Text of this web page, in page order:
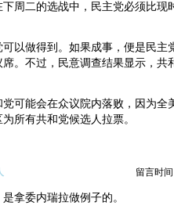
下周二的选战中，民主党必须比现
做得到。如果成事，便是民主
。不过，民意调查结果显示，共
能会在众议院内落败，因为全
所有共和党候选人拉票。
留言时间
拿委内瑞拉做例子的。